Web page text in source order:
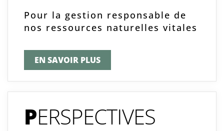
Pour la gestion responsable de
nos ressources naturelles vitales
EN SAVOIR PLUS
PERSPECTIVES